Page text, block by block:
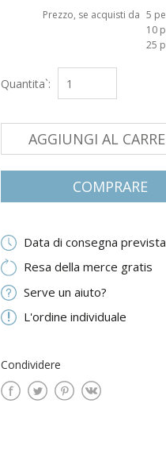
Prezzo, se acquisti da 5
10
25
Quantita`:
AGGIUNGI AL
COMPRARE
Data di consegna
Resa della merce gratis
Serve un aiuto?
L'ordine individuale
Condividere